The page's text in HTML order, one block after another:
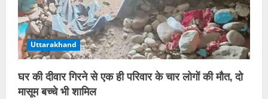
आमने-
सामने
भिड़ंत,
एक
की
मौत,
दो
घायल
Uttarakhand
घर की दीवार गिरने से एक ही परिवार के चार लोगों की मौत, दो
मासूम बच्चे भी शामिल